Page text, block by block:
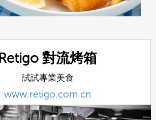
Retigo 對流烤箱
試試專業美食
www.retigo.com.cn